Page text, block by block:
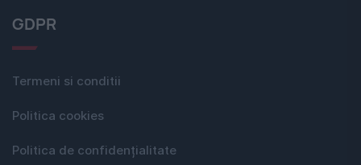
GDPR
Termeni si conditii
Politica cookies
Politica de confidențialitate